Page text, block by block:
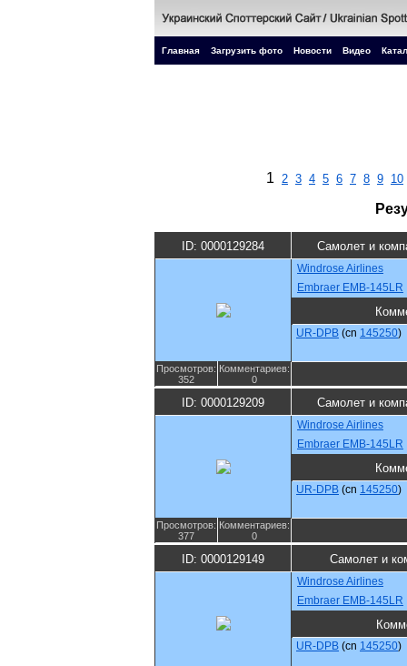
Главная Загрузить фото Новости Видео
1 2 3 4 5 6 7 8 9 10
ID: 0000129284 Самолет и
Windrose Airlines
Embraer EMB-145LR
UR-DPB (cn 145250)
Просмотров:
352
Комментариев:
0
ID: 0000129209 Самолет и
Windrose Airlines
Embraer EMB-145LR
UR-DPB (cn 145250)
Просмотров:
377
Комментариев:
0
ID: 0000129149 Самолет и
Windrose Airlines
Embraer EMB-145LR
UR-DPB (cn 145250)